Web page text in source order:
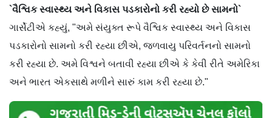
`વૈશ્વિક સ્વાસ્થ્ય અને વિકાસ પડકારોનો કરી રહ્યો છે સામનો`
ગાર્સેટીએ કહ્યું, "અમે સંયુક્ત રૂપે વૈશ્વિક સ્વાસ્થ્ય અને વિકાસ
પડકારોનો સામનો કરી રહ્યા છીએ, જળવાયુ પરિવર્તનનો સામનો
કરી રહ્યા છે. અમે વિશ્વને બતાવી રહ્યા છીએ કે કેવી રીતે અમેરિકા
અને ભારત એકસાથે મળીને સારું કામ કરી રહ્યા છે."